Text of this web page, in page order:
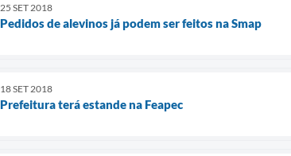
25 SET 2018
Pedidos de alevinos já podem ser feitos na Smap
18 SET 2018
Prefeitura terá estande na Feapec